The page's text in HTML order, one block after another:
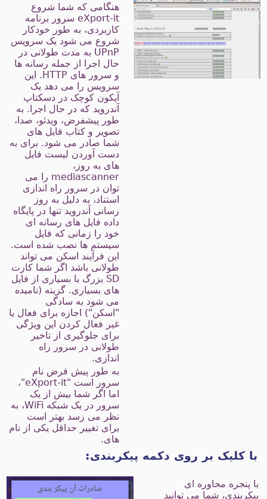
هنگامی که شما شروع
eXport-it سرور برنامه
کاربردی، به طور خودکار
شروع می شود یک سرویس
UPnP به مدت طولانی در
حال اجرا از جمله رسانه ها
و سرور های HTTP. این
سرویس را می دهد یک
آیکون کوچک در دسکتاپ
آندروید که در حال اجرا. به
طور پیشفرض، ویدئو، صدا،
تصویر و کتاب فایل های
شما صادر می شود. برای به
دست آوردن لیست فایل
های به روز،
mediascanner را می
توان در سرور راه اندازی
استناد، به دلیل به روز
رسانی آندروید تنها در پایگاه
داده فایل های رسانه ای
خود را زمانی که فایل
سیستم ها نصب شده است.
این فرآیند اسکن می تواند
طولانی باشد اگر شما کارت
SD بزرگ با بسیاری از فایل
های بسیاری. گزینه (نامیده
می شود به سادگی
"اسکن") اجازه برای فعال یا
غیر فعال کردن این ویژگی
برای جلوگیری از تاخیر
طولانی در سرور راه
اندازی.
به طور پیش فرض نام
سرور است "eXport-it"،
اما اگر شما بیش از یک
سرور در یک شبکه WiFi، به
نظر می رسد بهتر است
برای تغییر حداقل یکی از نام
های.
کلیک بر روی دکمه پیکربندی:
پنجره محاوره ای
شما می توانید